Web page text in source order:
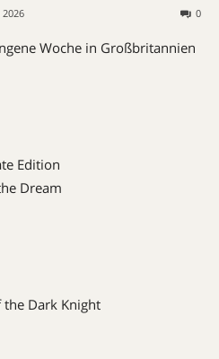
2026 0
Woche in Großbritannien
Edition
Dream
the Dark Knight